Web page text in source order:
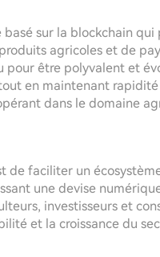
sur la blockchain
agricoles et de
pour être polyvalent et
en maintenant
dans le domaine
de faciliter un
une devise
investisseurs et
et la croissance du